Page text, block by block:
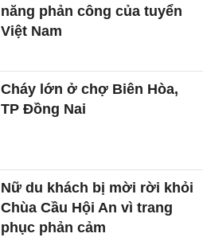
năng phản công của tuyển
Việt Nam
Cháy lớn ở chợ Biên Hòa,
TP Đồng Nai
Nữ du khách bị mời rời khỏi
Chùa Cầu Hội An vì trang
phục phản cảm